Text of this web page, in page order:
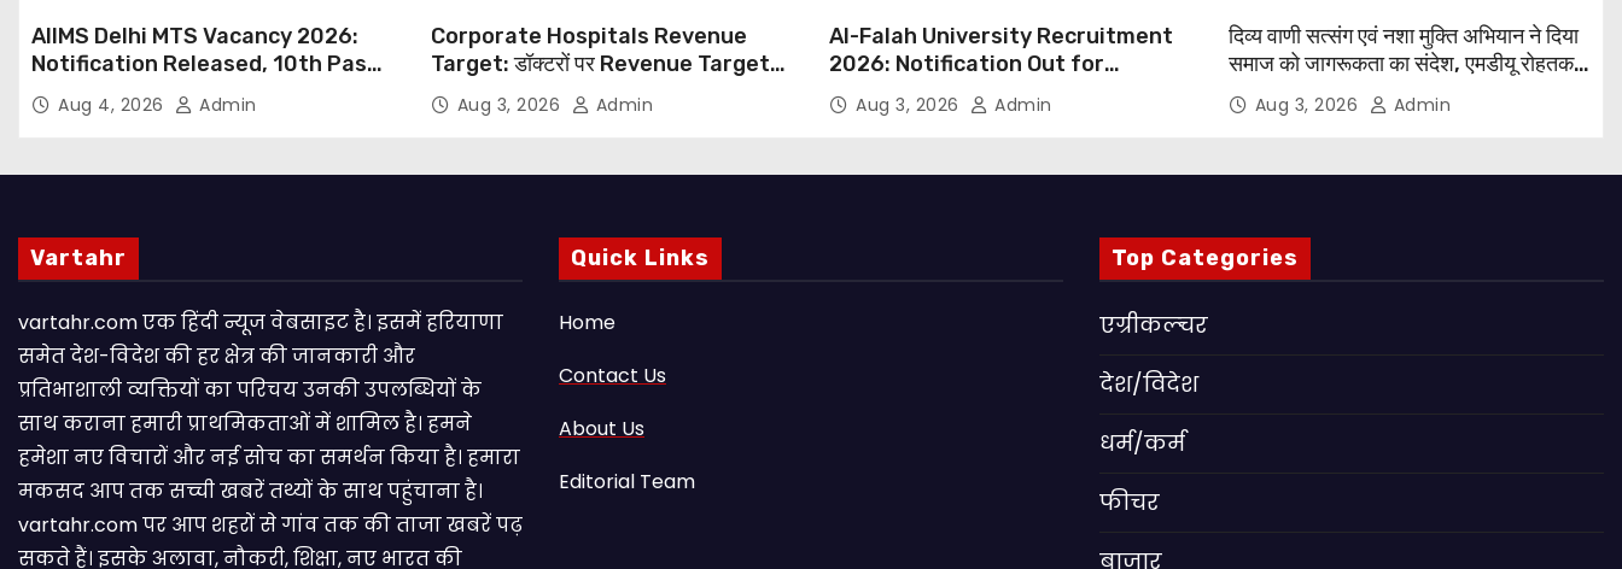
AIIMS Delhi MTS Vacancy 2026:
Notification Released, 10th Pass
Candidates Can Apply Through
Email
Aug 4, 2026 Admin
Corporate Hospitals Revenue
Target: डॉक्टरों पर Revenue Targets
थोपने के खिलाफ DMA India का बड़ा कदम,
NHRC से Suo Motu जांच की मांग
Aug 3, 2026 Admin
Al-Falah University Recruitment
2026: Notification Out for
Nursing, Paramedical &
Supporting Staff Posts, Apply
Aug 3, 2026 Admin
दिव्य वाणी सत्संग एवं नशा मुक्ति अभियान ने दिया
समाज को जागरूकता का संदेश, एमडीयू रोहतक में
हजारों लोगों ने लिया संकल्प
Aug 3, 2026 Admin
Vartahr
vartahr.com एक हिंदी न्यूज वेबसाइट है। इसमें हरियाणा
समेत देश-विदेश की हर क्षेत्र की जानकारी और
प्रतिभाशाली व्यक्तियों का परिचय उनकी उपलब्धियों के
साथ कराना हमारी प्राथमिकताओं में शामिल है। हमने
हमेशा नए विचारों और नई सोच का समर्थन किया है। हमारा
मकसद आप तक सच्ची खबरें तथ्यों के साथ पहुंचाना है।
vartahr.com पर आप शहरों से गांव तक की ताजा खबरें पढ़
सकते हैं। इसके अलावा, नौकरी, शिक्षा, नए भारत की
Quick Links
Home
Contact Us
About Us
Editorial Team
Top Categories
एग्रीकल्चर
देश/विदेश
धर्म/कर्म
फीचर
बाजार